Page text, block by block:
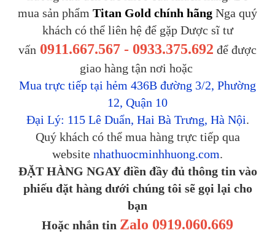
mua sản phẩm Titan Gold chính hãng Nga quý
khách có thể liên hệ để gặp Dược sĩ tư
vấn 0911.667.567 - 0933.375.692 để được
giao hàng tận nơi hoặc
Mua trực tiếp tại hẻm 436B đường 3/2, Phường
12, Quận 10
Đại Lý: 115 Lê Duẩn, Hai Bà Trưng, Hà Nội.
Quý khách có thể mua hàng trực tiếp qua
website nhathuocminhhuong.com.
ĐẶT HÀNG NGAY điền đầy đủ thông tin vào
phiếu đặt hàng dưới chúng tôi sẽ gọi lại cho
bạn
Hoặc nhắn tin Zalo 0919.060.669